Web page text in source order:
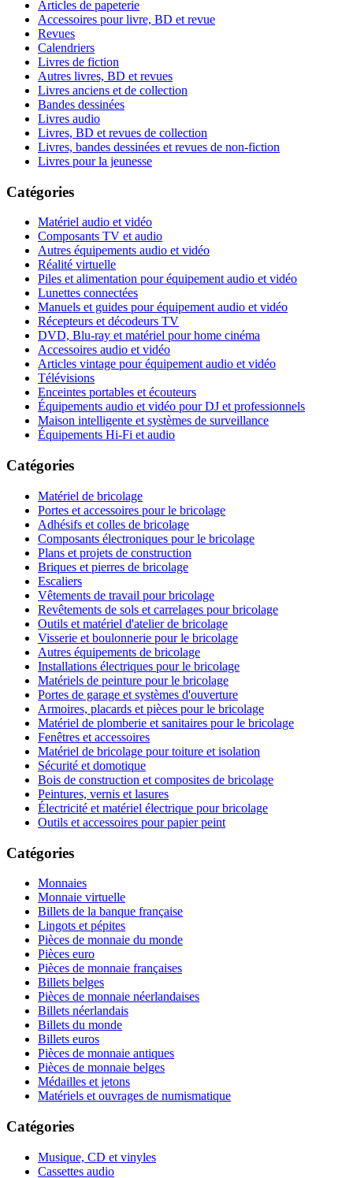
Articles de papeterie
Accessoires pour livre, BD et revue
Revues
Calendriers
Livres de fiction
Autres livres, BD et revues
Livres anciens et de collection
Bandes dessinées
Livres audio
Livres, BD et revues de collection
Livres, bandes dessinées et revues de non-fiction
Livres pour la jeunesse
Catégories
Matériel audio et vidéo
Composants TV et audio
Autres équipements audio et vidéo
Réalité virtuelle
Piles et alimentation pour équipement audio et vidéo
Lunettes connectées
Manuels et guides pour équipement audio et vidéo
Récepteurs et décodeurs TV
DVD, Blu-ray et matériel pour home cinéma
Accessoires audio et vidéo
Articles vintage pour équipement audio et vidéo
Télévisions
Enceintes portables et écouteurs
Équipements audio et vidéo pour DJ et professionnels
Maison intelligente et systèmes de surveillance
Équipements Hi-Fi et audio
Catégories
Matériel de bricolage
Portes et accessoires pour le bricolage
Adhésifs et colles de bricolage
Composants électroniques pour le bricolage
Plans et projets de construction
Briques et pierres de bricolage
Escaliers
Vêtements de travail pour bricolage
Revêtements de sols et carrelages pour bricolage
Outils et matériel d'atelier de bricolage
Visserie et boulonnerie pour le bricolage
Autres équipements de bricolage
Installations électriques pour le bricolage
Matériels de peinture pour le bricolage
Portes de garage et systèmes d'ouverture
Armoires, placards et pièces pour le bricolage
Matériel de plomberie et sanitaires pour le bricolage
Fenêtres et accessoires
Matériel de bricolage pour toiture et isolation
Sécurité et domotique
Bois de construction et composites de bricolage
Peintures, vernis et lasures
Électricité et matériel électrique pour bricolage
Outils et accessoires pour papier peint
Catégories
Monnaies
Monnaie virtuelle
Billets de la banque française
Lingots et pépites
Pièces de monnaie du monde
Pièces euro
Pièces de monnaie françaises
Billets belges
Pièces de monnaie néerlandaises
Billets néerlandais
Billets du monde
Billets euros
Pièces de monnaie antiques
Pièces de monnaie belges
Médailles et jetons
Matériels et ouvrages de numismatique
Catégories
Musique, CD et vinyles
Cassettes audio